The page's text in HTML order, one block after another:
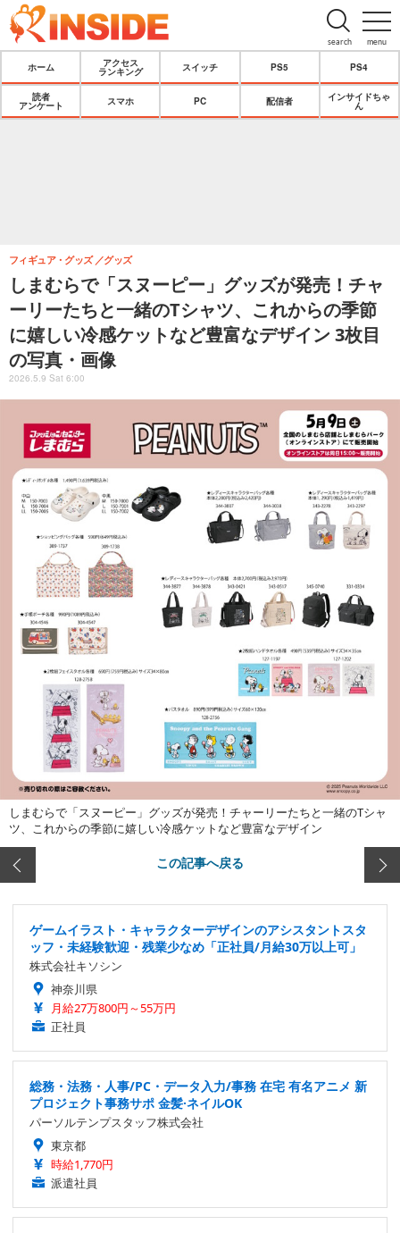
menu
search
ホーム
アクセス
ランキング
スイッチ PS5 PS4
読者
アンケート
スマホ PC 配信者
インサイドちゃ
ん
しまむらで「スヌーピー」グッズが発売！チャ
ーリーたちと一緒のTシャツ、これからの季節
に嬉しい冷感ケットなど豊富なデザイン 3枚目
の写真・画像
フィギュア・グッズ グッズ
2026.5.9 Sat 6:00
しまむらで「スヌーピー」グッズが発売！チャーリーたちと一緒のTシャ
ツ、これからの季節に嬉しい冷感ケットなど豊富なデザイン
この記事へ戻る
ゲームイラスト・キャラクターデザインのアシスタントスタ
ッフ・未経験歓迎・残業少なめ「正社員/月給30万以上可」
株式会社キソシン
神奈川県
月給27万800円～55万円
正社員
総務・法務・人事/PC・データ入力/事務 在宅 有名アニメ 新
プロジェクト事務サポ 金髪·ネイルOK
パーソルテンプスタッフ株式会社
東京都
時給1,770円
派遣社員